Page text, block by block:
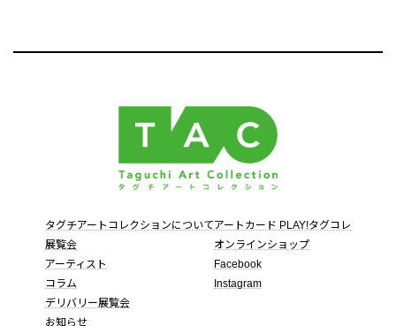
タグチアートコレクションについて
展覧会
アーティスト
コラム
デリバリー展覧会
お知らせ
アートカード PLAY!タグコレ
オンラインショップ
Facebook
Instagram